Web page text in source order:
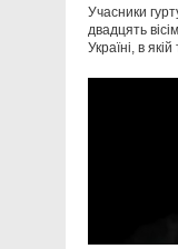
Учасники
двадцять
Україні, в